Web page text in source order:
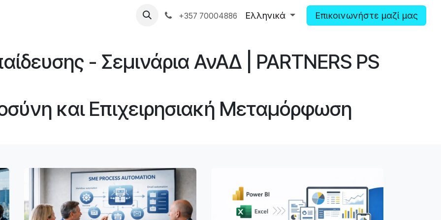
Η PARTNERS PS Ιστολόγιο
+357 70004886 Ελληνικά Επικοινωνήστε μαζί μας
- Σεμινάρια ΑνΑΔ | PARTNERS PS
και Επιχειρησιακή Μεταμόρφωση